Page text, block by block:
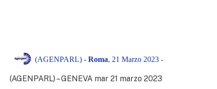
(AGENPARL) - Roma, 21 Marzo 2023 -
(AGENPARL) – GENEVA mar 21 marzo 2023